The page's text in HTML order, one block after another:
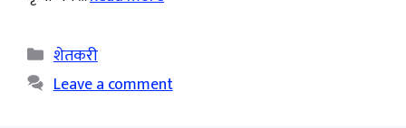
Categories
शेतकरी
Leave a comment